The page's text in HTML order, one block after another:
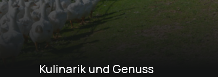
Kulinarik und Genuss